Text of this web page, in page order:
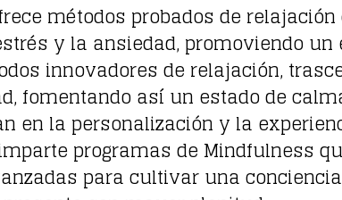
métodos probados de
y la ansiedad, promoviendo
innovadores de relajación,
fomentando así un estado de
en la personalización y la
programas de Mindfulness
para cultivar una